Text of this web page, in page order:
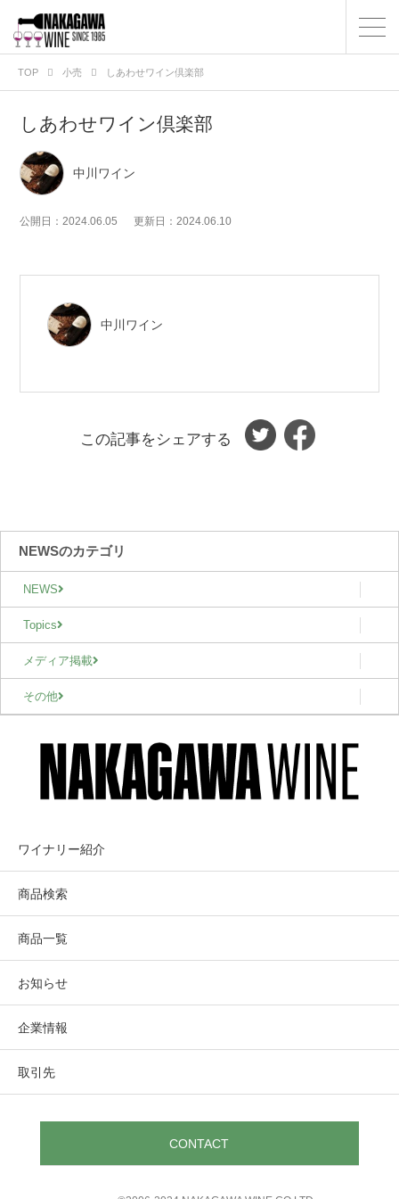
TOP 小売 しあわせワイン倶楽部
NEWSのカテゴリ
NEWS
Topics
メディア掲載
その他
しあわせワイン倶楽部
中川ワイン
公開日：2024.06.05 更新日：2024.06.10
中川ワイン
この記事をシェアする
ワイナリー紹介
商品検索
商品一覧
お知らせ
企業情報
取引先
CONTACT